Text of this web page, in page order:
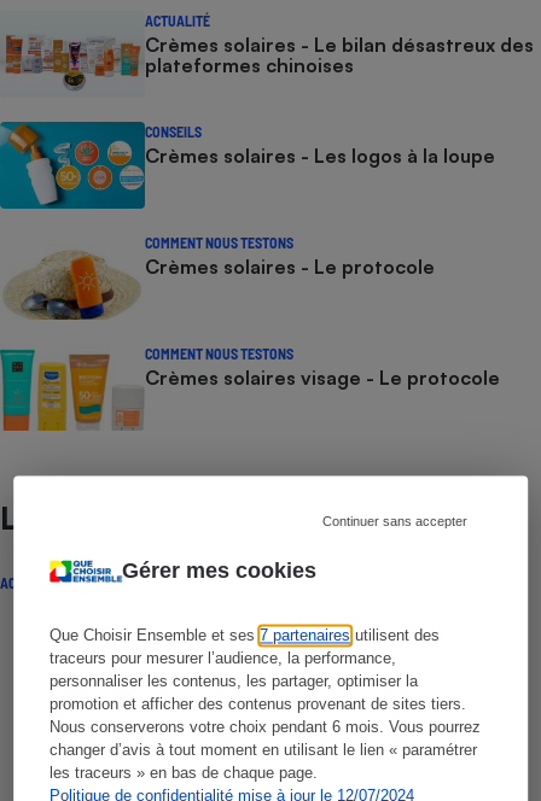
Gérer mes cookies
Que Choisir Ensemble et ses7 partenaires utilisent des
traceurs pour mesurer l’audience, la performance,
personnaliser les contenus, les partager, optimiser la
promotion et afficher des contenus provenant de sites tiers.
Nous conserverons votre choix pendant 6 mois. Vous pourrez
changer d’avis à tout moment en utilisant le lien « paramétrer
les traceurs » en bas de chaque page.
Politique de confidentialité mise à jour le 12/07/2024
Continuer sans accepter
ACTUALITÉ
Crèmes solaires - Le bilan désastreux des
plateformes chinoises
CONSEILS
Crèmes solaires - Les logos à la loupe
COMMENT NOUS TESTONS
Crèmes solaires - Le protocole
COMMENT NOUS TESTONS
Crèmes solaires visage - Le protocole
Lire aussi
ACTUALITÉ